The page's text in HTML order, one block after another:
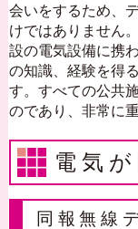
会いをするため、
けではありません
設の電気設備に携
の知識、経験を得
す。すべての公共
のであり、非常に
電気
同報無線